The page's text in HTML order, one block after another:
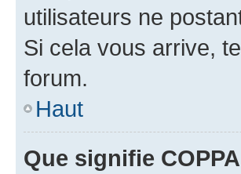
utilisateurs ne
Si cela vous arrive,
forum.
Haut
Que signifie